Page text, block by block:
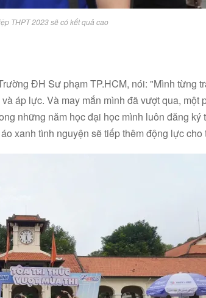
THPT 2023 sẽ có kết quả cao
ĐH Sư phạm TP.HCM, nói: "Mình từng
áp lực. Và may mắn mình đã vượt qua, một
những năm học đại học mình luôn đăng ký
xanh tình nguyện sẽ tiếp thêm động lực cho